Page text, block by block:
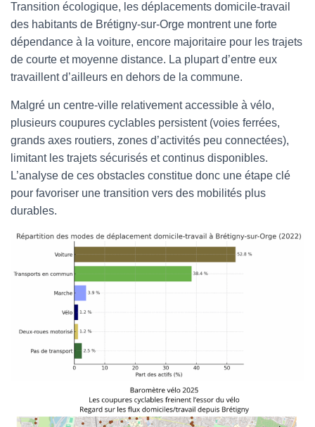
Transition écologique, les déplacements domicile-travail
des habitants de Brétigny-sur-Orge montrent une forte
dépendance à la voiture, encore majoritaire pour les trajets
de courte et moyenne distance. La plupart d’entre eux
travaillent d’ailleurs en dehors de la commune.
Malgré un centre-ville relativement accessible à vélo,
plusieurs coupures cyclables persistent (voies ferrées,
grands axes routiers, zones d’activités peu connectées),
limitant les trajets sécurisés et continus disponibles.
L’analyse de ces obstacles constitue donc une étape clé
pour favoriser une transition vers des mobilités plus
durables.